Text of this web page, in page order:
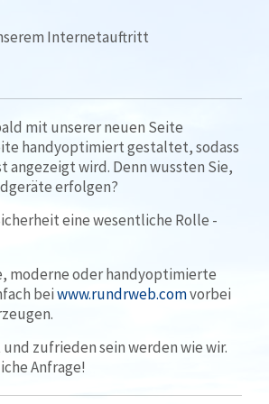
Internetauftritt
mit unserer neuen Seite
handyoptimiert gestaltet, sodass
angezeigt wird. Denn wussten Sie,
erfolgen?
eine wesentliche Rolle -
moderne oder handyoptimierte
beiwww.rundrweb.comvorbei
zufrieden sein werden wie wir.
Anfrage!